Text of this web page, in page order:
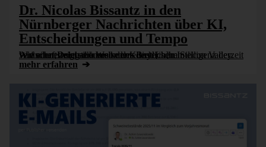
Dr. Nicolas Bissantz in den
Nürnberger Nachrichten über KI,
Entscheidungen und Tempo
Wie schnell sich die Welt der Künstlichen Intelligenz derzeit verändert, zeigt sich besonders deutlich im Silicon Valley. Auf einer Delegationsreise des Bayerischen Wirtschaftsministeriums konnte sich [...]
mehr erfahren